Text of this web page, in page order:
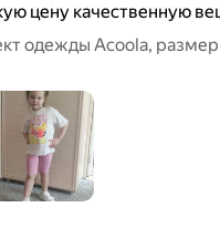
цену качественную
одежды Acoola, размер